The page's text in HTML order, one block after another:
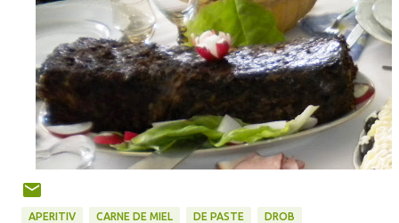
APERITIV CARNE DE MIEL DE PASTE DROB